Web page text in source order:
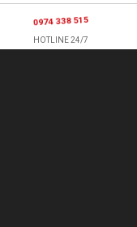
0974 338 515
HOTLINE 24/7